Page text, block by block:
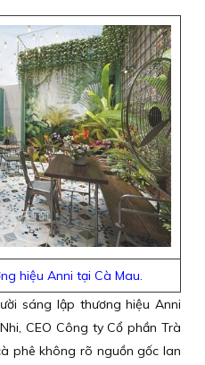
hiệu Anni tại Cà Mau.
sáng lập thương hiệu Anni
CEO Công ty Cổ phần Trà
phê không rõ nguồn gốc lan